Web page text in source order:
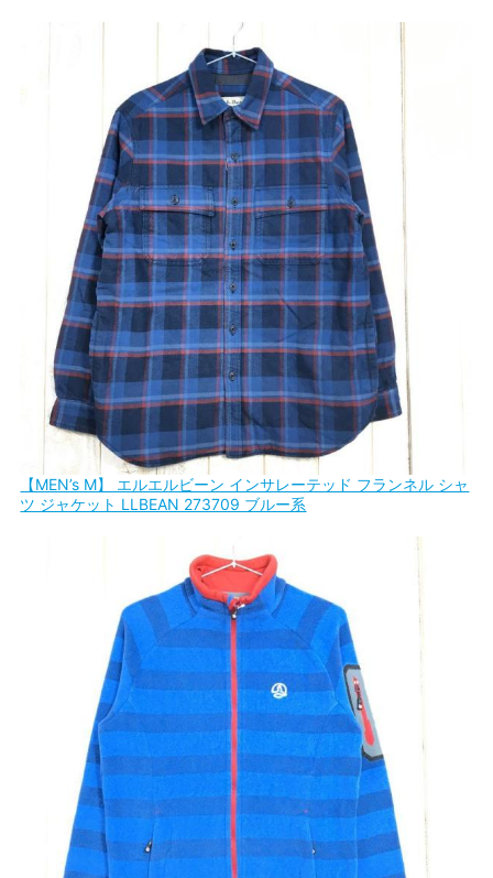
【MEN’s M】 エルエルビーン インサレーテッド フランネル シャ
ツ ジャケット LLBEAN 273709 ブルー系